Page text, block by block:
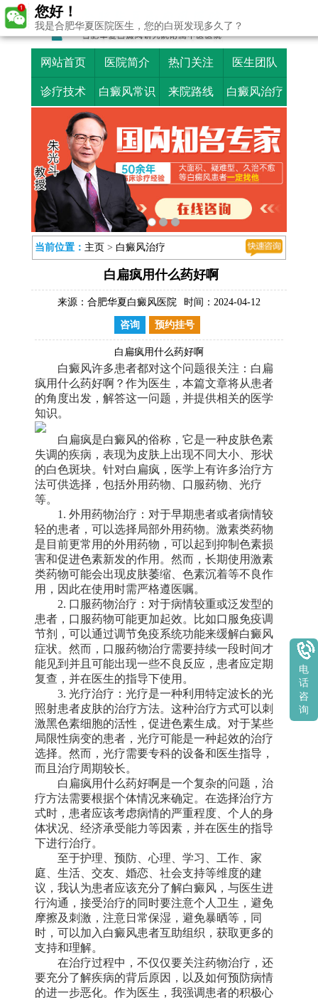
网站首页 医院简介 热门关注 医生团队
诊疗技术 白癜风常识 来院路线 白癜风治疗
当前位置： 主页 > 白癜风治疗
白扁疯用什么药好啊
来源： 合肥华夏白癜风医院 时间：2024-04-12
咨询 预约挂号
白扁疯用什么药好啊
白癜风许多患者都对这个问题很关注：白扁
疯用什么药好啊？作为医生，本篇文章将从患者
的角度出发，解答这一问题，并提供相关的医学
知识。
白扁疯是白癜风的俗称，它是一种皮肤色素
失调的疾病，表现为皮肤上出现不同大小、形状
的白色斑块。针对白扁疯，医学上有许多治疗方
法可供选择，包括外用药物、口服药物、光疗
等。
1. 外用药物治疗：对于早期患者或者病情较
轻的患者，可以选择局部外用药物。激素类药物
是目前更常用的外用药物，可以起到抑制色素损
害和促进色素新发的作用。然而，长期使用激素
类药物可能会出现皮肤萎缩、色素沉着等不良作
用，因此在使用时需严格遵医嘱。
2. 口服药物治疗：对于病情较重或泛发型的
患者，口服药物可能更加起效。比如口服免疫调
节剂，可以通过调节免疫系统功能来缓解白癜风
症状。然而，口服药物治疗需要持续一段时间才
能见到并且可能出现一些不良反应，患者应定期
复查，并在医生的指导下使用。
3. 光疗治疗：光疗是一种利用特定波长的光
照射患者皮肤的治疗方法。这种治疗方式可以刺
激黑色素细胞的活性，促进色素生成。对于某些
局限性病变的患者，光疗可能是一种起效的治疗
选择。然而，光疗需要专科的设备和医生指导，
而且治疗周期较长。
白扁疯用什么药好啊是一个复杂的问题，治
疗方法需要根据个体情况来确定。在选择治疗方
式时，患者应该考虑病情的严重程度、个人的身
体状况、经济承受能力等因素，并在医生的指导
下进行治疗。
至于护理、预防、心理、学习、工作、家
庭、生活、交友、婚恋、社会支持等维度的建
议，我认为患者应该充分了解白癜风，与医生进
行沟通，接受治疗的同时要注意个人卫生，避免
摩擦及刺激，注意日常保湿，避免暴晒等，同
时，可以加入白癜风患者互助组织，获取更多的
支持和理解。
在治疗过程中，不仅仅要关注药物治疗，还
要充分了解疾病的背后原因，以及如何预防病情
的进一步恶化。作为医生，我强调患者的积极心
您好！
我是合肥华夏医院医生，您的白斑发现多久了？
电
话
咨
询